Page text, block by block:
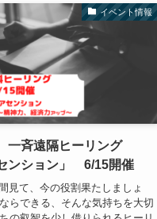
イベント情報
一斉遠隔ヒーリング
ンション」 6/15開催
見て、今の役割果たしましょ
らできる、そんな気持ちを大切